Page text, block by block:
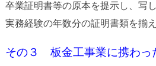
卒業証明書等の原本を提示し、写
実務経験の年数分の証明書類を揃
その３ 板金工事業に携わっ